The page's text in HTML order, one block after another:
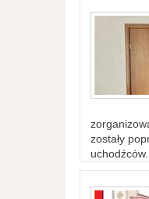
zostały